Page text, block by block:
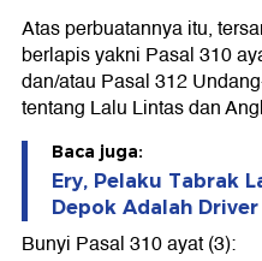
Atas perbuatannya itu,
berlapis yakni Pasal 310
dan/atau Pasal 312
tentang Lalu Lintas dan
Baca juga:
Ery, Pelaku Tabrak
Depok Adalah
Bunyi Pasal 310 ayat (3):